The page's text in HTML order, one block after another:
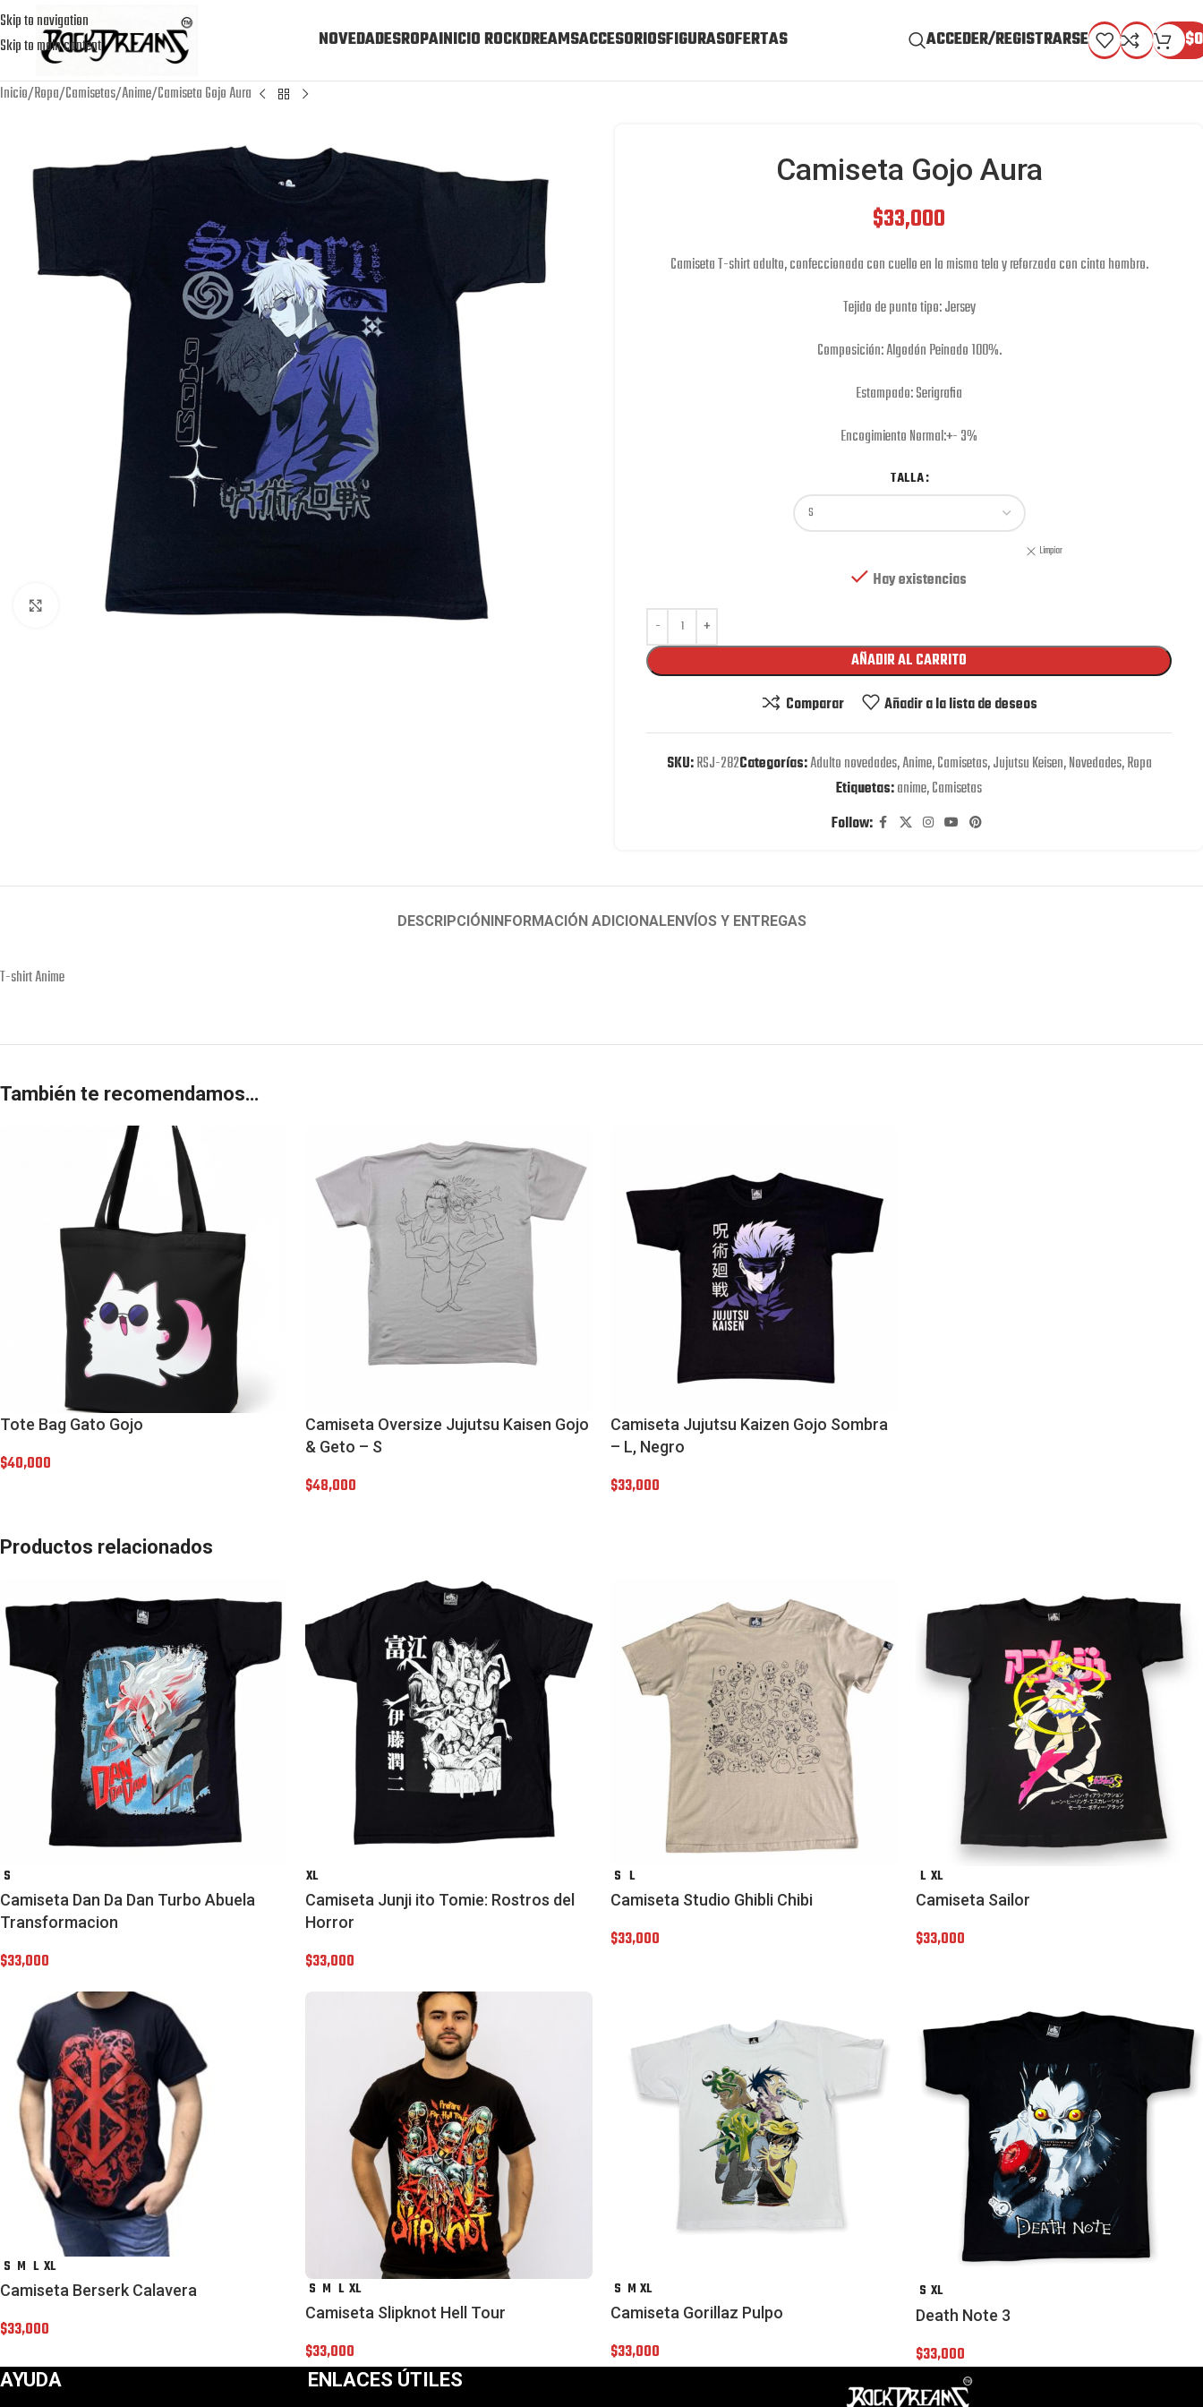
Skip to navigation
Skip to main content
NOVEDADESROPAINICIO ROCKDREAMSACCESORIOSFIGURASOFERTAS ACCEDER/REGISTRARSE $0
Inicio Ropa Camisetas Anime Camiseta Gojo Aura
Click to enlarge
Camiseta Gojo Aura
$33,000
Camiseta T-shirt adulto, confeccionada con cuello en la misma tela y reforzada con cinta hombro.
Tejido de punto tipo: Jersey
Composición: Algodón Peinado 100%.
Estampado: Serigrafia
Encogimiento Normal:+- 3%
TALLA
Limpiar
Hay existencias
AÑADIR AL CARRITO
Comparar
Añadir a la lista de deseos
SKU:RSJ-282Categorías:Adulto novedades,Anime,Camisetas,Jujutsu Keisen,Novedades,Ropa
Etiquetas:anime,Camisetas
Follow:
DESCRIPCIÓNINFORMACIÓN ADICIONALENVÍOS Y ENTREGAS
T-shirt Anime
También te recomendamos…
Tote Bag Gato Gojo
$40,000
Camiseta Oversize Jujutsu Kaisen Gojo
& Geto – S
$48,000
Camiseta Jujutsu Kaizen Gojo Sombra
– L, Negro
$33,000
Productos relacionados
S
Camiseta Dan Da Dan Turbo Abuela
Transformacion
$33,000
XL
Camiseta Junji ito Tomie: Rostros del
Horror
$33,000
S L
Camiseta Studio Ghibli Chibi
$33,000
L XL
Camiseta Sailor
$33,000
S M L XL
Camiseta Berserk Calavera
$33,000
S M L XL
Camiseta Slipknot Hell Tour
$33,000
S M XL
Camiseta Gorillaz Pulpo
$33,000
S XL
Death Note 3
$33,000
AYUDA ENLACES ÚTILES